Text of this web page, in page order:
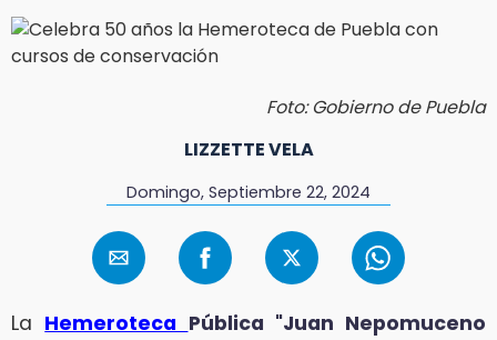
Foto: Gobierno de Puebla
LIZZETTE VELA
Domingo, Septiembre 22, 2024
La Hemeroteca Pública "Juan Nepomuceno